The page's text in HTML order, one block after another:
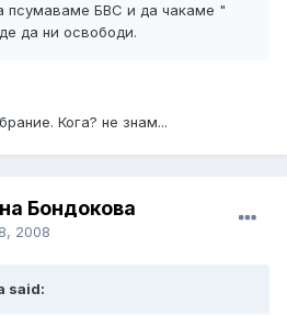
псумаваме БВС и да чакаме "
да ни освободи.
Кога? не знам...
Бондокова
2008
said: